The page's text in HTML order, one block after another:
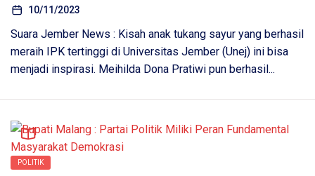
10/11/2023
Suara Jember News : Kisah anak tukang sayur yang berhasil
meraih IPK tertinggi di Universitas Jember (Unej) ini bisa
menjadi inspirasi. Meihilda Dona Pratiwi pun berhasil...
POLITIK